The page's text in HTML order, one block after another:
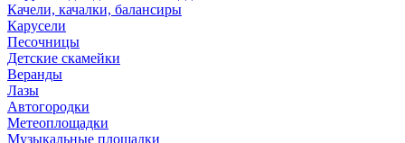
Качели, качалки, балансиры
Карусели
Песочницы
Детские скамейки
Веранды
Лазы
Автогородки
Метеоплощадки
Музыкальные площадки